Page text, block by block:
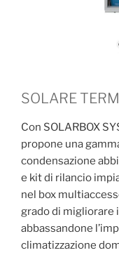
SOLARE
Con SOLARBOX
propone una
condensazione
e kit di rilancio
nel box
grado di migliorare
abbassandone
climatizzazione